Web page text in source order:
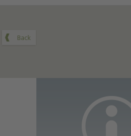
About the portal